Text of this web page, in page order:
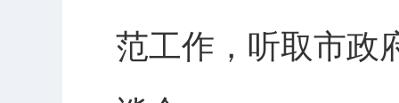
范工作，听取市政